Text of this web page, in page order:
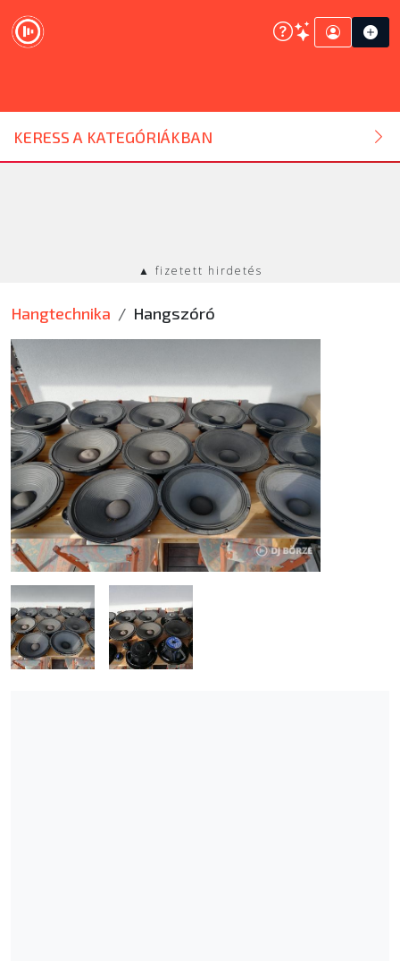
KERESS A KATEGÓRIÁKBAN
DJ ESZKÖZ
HANGTECHNIKA
EGYÉB
SZOLGÁLTATÁSOK
ÚJ TERMÉKEK
▲ fizetett hirdetés
Hangtechnika Hangszóró